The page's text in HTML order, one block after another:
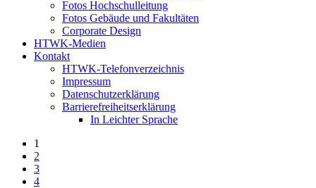
Fotos Hochschulleitung
Fotos Gebäude und Fakultäten
Corporate Design
HTWK-Medien
Kontakt
HTWK-Telefonverzeichnis
Impressum
Datenschutzerklärung
Barrierefreiheitserklärung
In Leichter Sprache
1
2
3
4